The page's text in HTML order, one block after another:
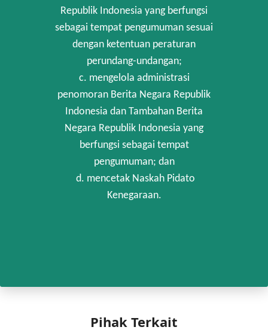
Republik Indonesia yang berfungsi
sebagai tempat pengumuman sesuai
dengan ketentuan peraturan
perundang-undangan;
c. mengelola administrasi
penomoran Berita Negara Republik
Indonesia dan Tambahan Berita
Negara Republik Indonesia yang
berfungsi sebagai tempat
pengumuman; dan
d. mencetak Naskah Pidato
Kenegaraan.
Pihak Terkait